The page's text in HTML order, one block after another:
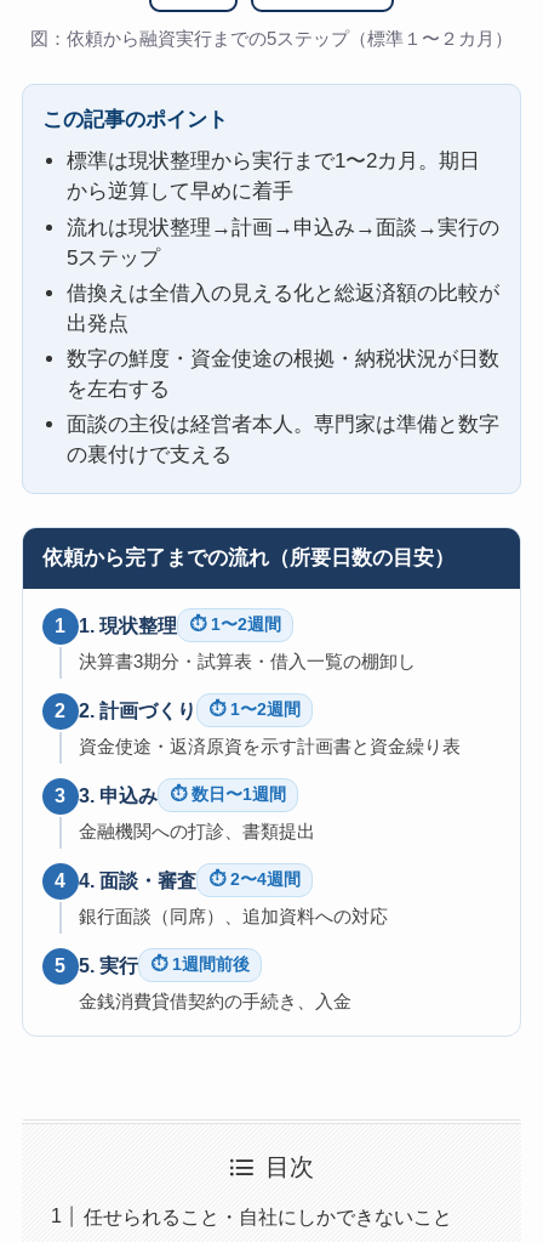
図：依頼から融資実行までの5ステップ（標準１〜２カ月）
この記事のポイント
標準は現状整理から実行まで1〜2カ月。期日
から逆算して早めに着手
流れは現状整理→計画→申込み→面談→実行の
5ステップ
借換えは全借入の見える化と総返済額の比較が
出発点
数字の鮮度・資金使途の根拠・納税状況が日数
を左右する
面談の主役は経営者本人。専門家は準備と数字
の裏付けで支える
依頼から完了までの流れ（所要日数の目安）
1 1. 現状整理 ⏱ 1〜2週間
決算書3期分・試算表・借入一覧の棚卸し
2 2. 計画づくり ⏱ 1〜2週間
資金使途・返済原資を示す計画書と資金繰り表
3 3. 申込み ⏱ 数日〜1週間
金融機関への打診、書類提出
4 4. 面談・審査 ⏱ 2〜4週間
銀行面談（同席）、追加資料への対応
5 5. 実行 ⏱ 1週間前後
金銭消費貸借契約の手続き、入金
目次
任せられること・自社にしかできないこと